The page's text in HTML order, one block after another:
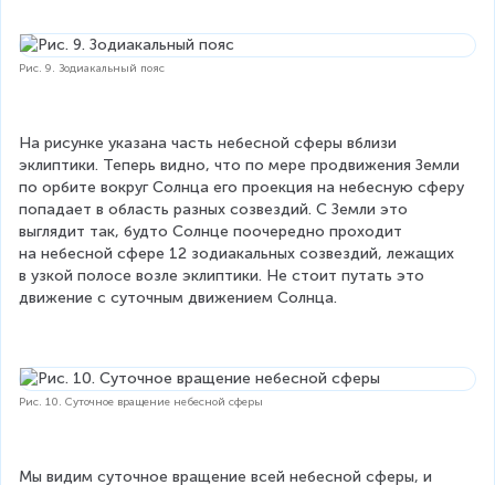
Рис. 9. Зодиакальный пояс
На рисунке указана часть небесной сферы вблизи
эклиптики. Теперь видно, что по мере продвижения Земли
по орбите вокруг Солнца его проекция на небесную сферу
попадает в область разных созвездий. С Земли это
выглядит так, будто Солнце поочередно проходит
на небесной сфере 12 зодиакальных созвездий, лежащих
в узкой полосе возле эклиптики. Не стоит путать это
движение с суточным движением Солнца.
Рис. 10. Суточное вращение небесной сферы
Мы видим суточное вращение всей небесной сферы, и